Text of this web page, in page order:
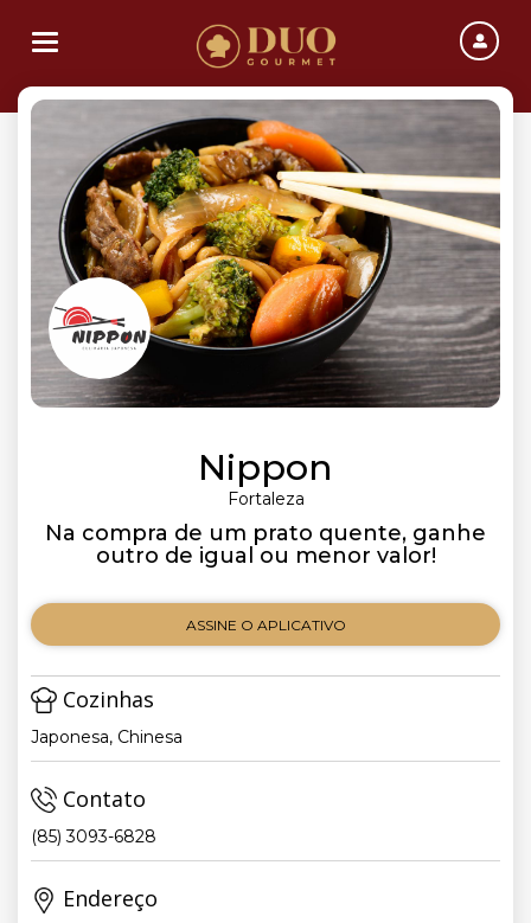
Toggle navigation
Nippon
Fortaleza
Na compra de um prato quente, ganhe
outro de igual ou menor valor!
ASSINE O APLICATIVO
Cozinhas
Japonesa, Chinesa
Contato
(85) 3093-6828
Endereço